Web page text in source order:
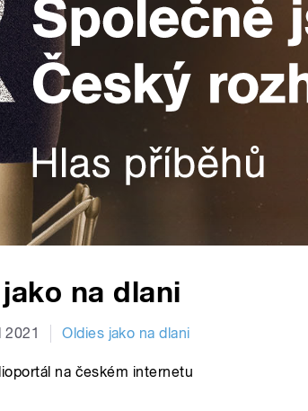
na dlani
2021 Oldies jako na dlani
na českém internetu